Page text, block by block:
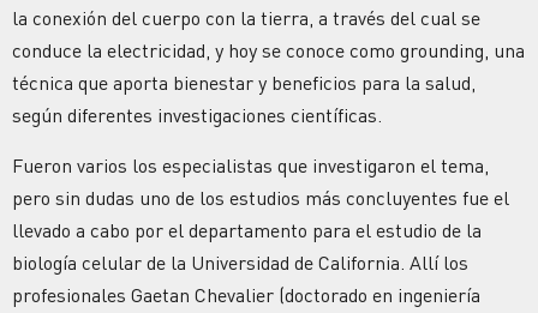
la conexión del cuerpo con la tierra, a través del cual se
conduce la electricidad, y hoy se conoce como grounding, una
técnica que aporta bienestar y beneficios para la salud,
según diferentes investigaciones científicas.
Fueron varios los especialistas que investigaron el tema,
pero sin dudas uno de los estudios más concluyentes fue el
llevado a cabo por el departamento para el estudio de la
biología celular de la Universidad de California. Allí los
profesionales Gaetan Chevalier (doctorado en ingeniería